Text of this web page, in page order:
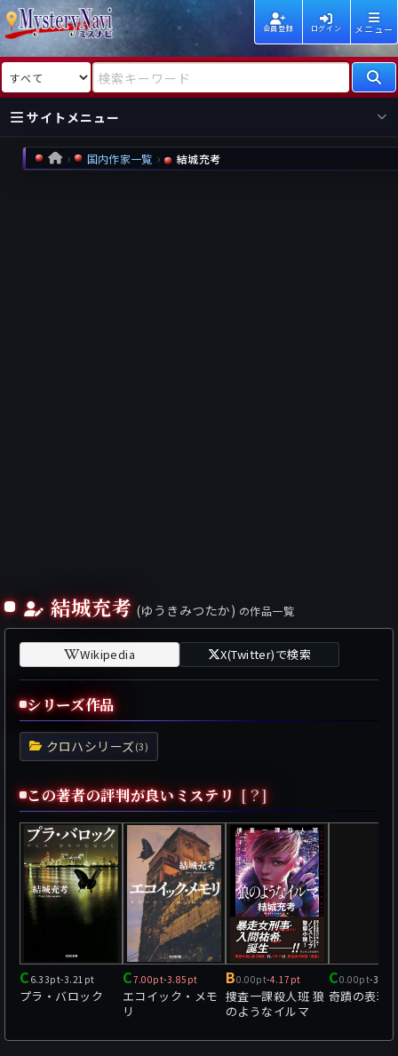
会員登録 ログイン メニュー
検索対象 検索キーワード
サイトメニュー
国内
海外
HOME 国内作家一覧 結城充考
結城充考 (ゆうきみつたか) の作品一覧
Wikipedia X(Twitter)で検索
シリーズ作品
クロハシリーズ(3)
この著者の評判が良いミステリ [？]
C 6.33pt-3.21pt
プラ・バロック
C7.00pt-3.85pt
エコイック・メモ
リ
B0.00pt-4.17pt
捜査一課殺人班 狼
のようなイルマ
C0.00pt-
奇蹟の表現